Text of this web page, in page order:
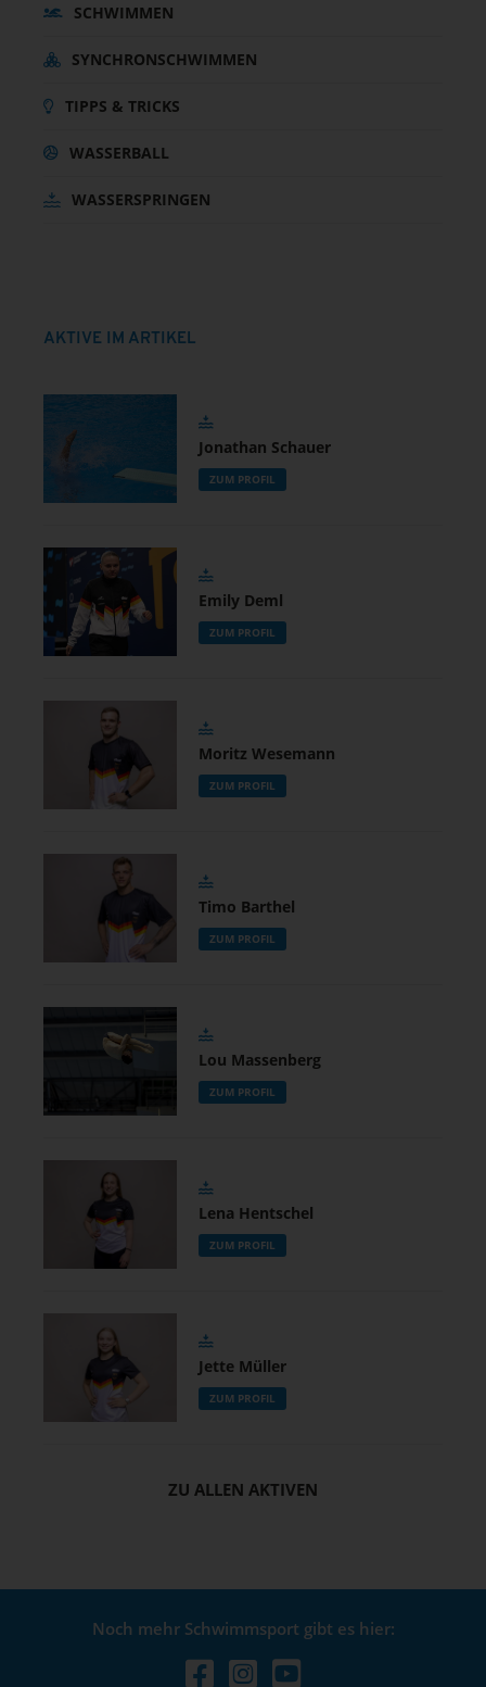
SCHWIMMEN
SYNCHRONSCHWIMMEN
TIPPS & TRICKS
WASSERBALL
WASSERSPRINGEN
AKTIVE IM ARTIKEL
Jonathan Schauer
ZUM PROFIL
Emily Deml
ZUM PROFIL
Moritz Wesemann
ZUM PROFIL
Timo Barthel
ZUM PROFIL
Lou Massenberg
ZUM PROFIL
Lena Hentschel
ZUM PROFIL
Jette Müller
ZUM PROFIL
ZU ALLEN AKTIVEN
Noch mehr Schwimmsport gibt es hier: